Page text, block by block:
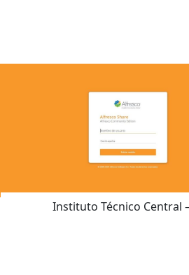
Instituto Técnico Central